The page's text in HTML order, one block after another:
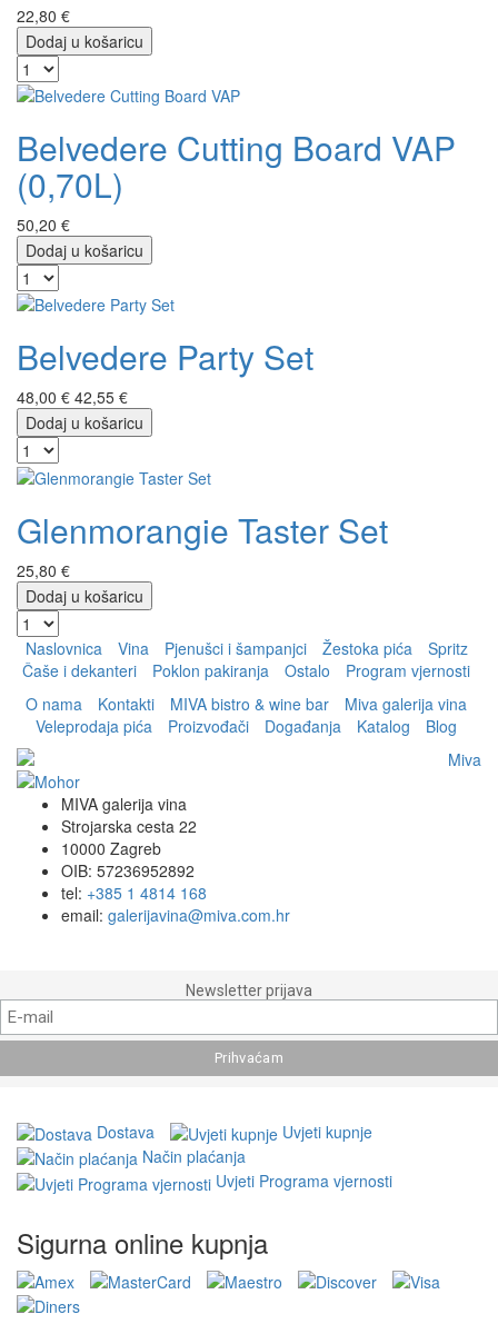
22,80 €
Dodaj u košaricu
Belvedere Cutting Board VAP
(0,70L)
50,20 €
Dodaj u košaricu
Belvedere Party Set
48,00 € 42,55 €
Dodaj u košaricu
Glenmorangie Taster Set
25,80 €
Dodaj u košaricu
Naslovnica Vina Pjenušci i šampanjci Žestoka pića
Spritz
Čaše i dekanteri
Poklon pakiranja Ostalo
Program vjernosti
O nama
Kontakti MIVA bistro & wine bar
Miva galerija vina
Veleprodaja pića
Proizvođači Događanja Katalog Blog
MIVA galerija vina
Strojarska cesta 22
10000 Zagreb
OIB: 57236952892
tel: +385 1 4814 168
email: galerijavina@miva.com.hr
Newsletter prijava
Dostava
Uvjeti kupnje
Način plaćanja
Uvjeti Programa vjernosti
Sigurna online kupnja